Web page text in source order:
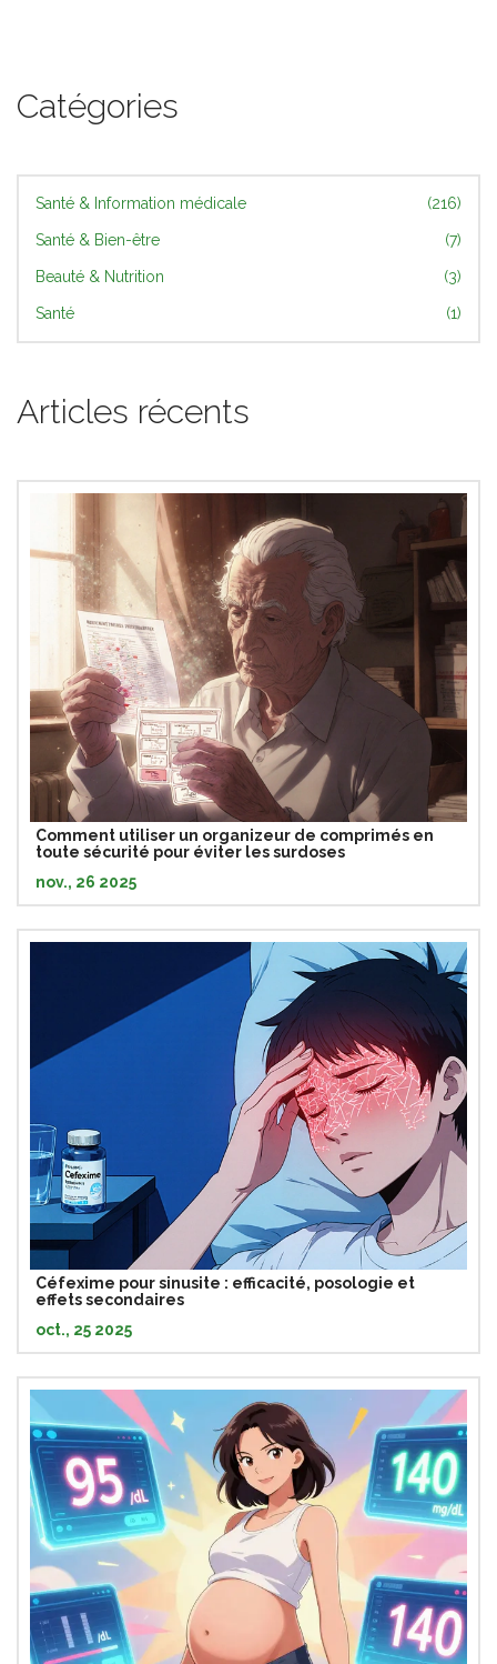
Catégories
Santé & Information médicale (216)
Santé & Bien-être (7)
Beauté & Nutrition (3)
Santé (1)
Articles récents
Comment utiliser un organizeur de comprimés en
toute sécurité pour éviter les surdoses
nov., 26 2025
Céfexime pour sinusite : efficacité, posologie et
effets secondaires
oct., 25 2025